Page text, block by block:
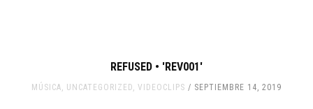
REFUSED • 'REV001'
MÚSICA UNCATEGORIZED VIDEOCLIPS SEPTIEMBRE 14, 2019